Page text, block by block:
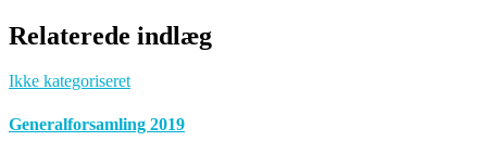
Relaterede indlæg
Ikke kategoriseret
Generalforsamling 2019